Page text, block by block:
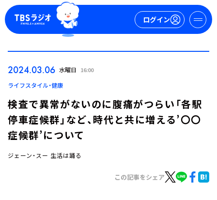
ログイン
ログイン
2024.03.06 水曜日 16:00
ライフスタイル・健康
検査で異常がないのに腹痛がつらい「各駅
停車症候群」など、時代と共に増える’〇〇
症候群’について
ジェーン・スー 生活は踊る
この記事をシェア